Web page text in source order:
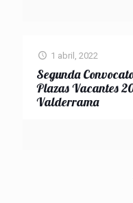
1 abril, 2022
Segunda
Plazas Vacantes
Valderrama